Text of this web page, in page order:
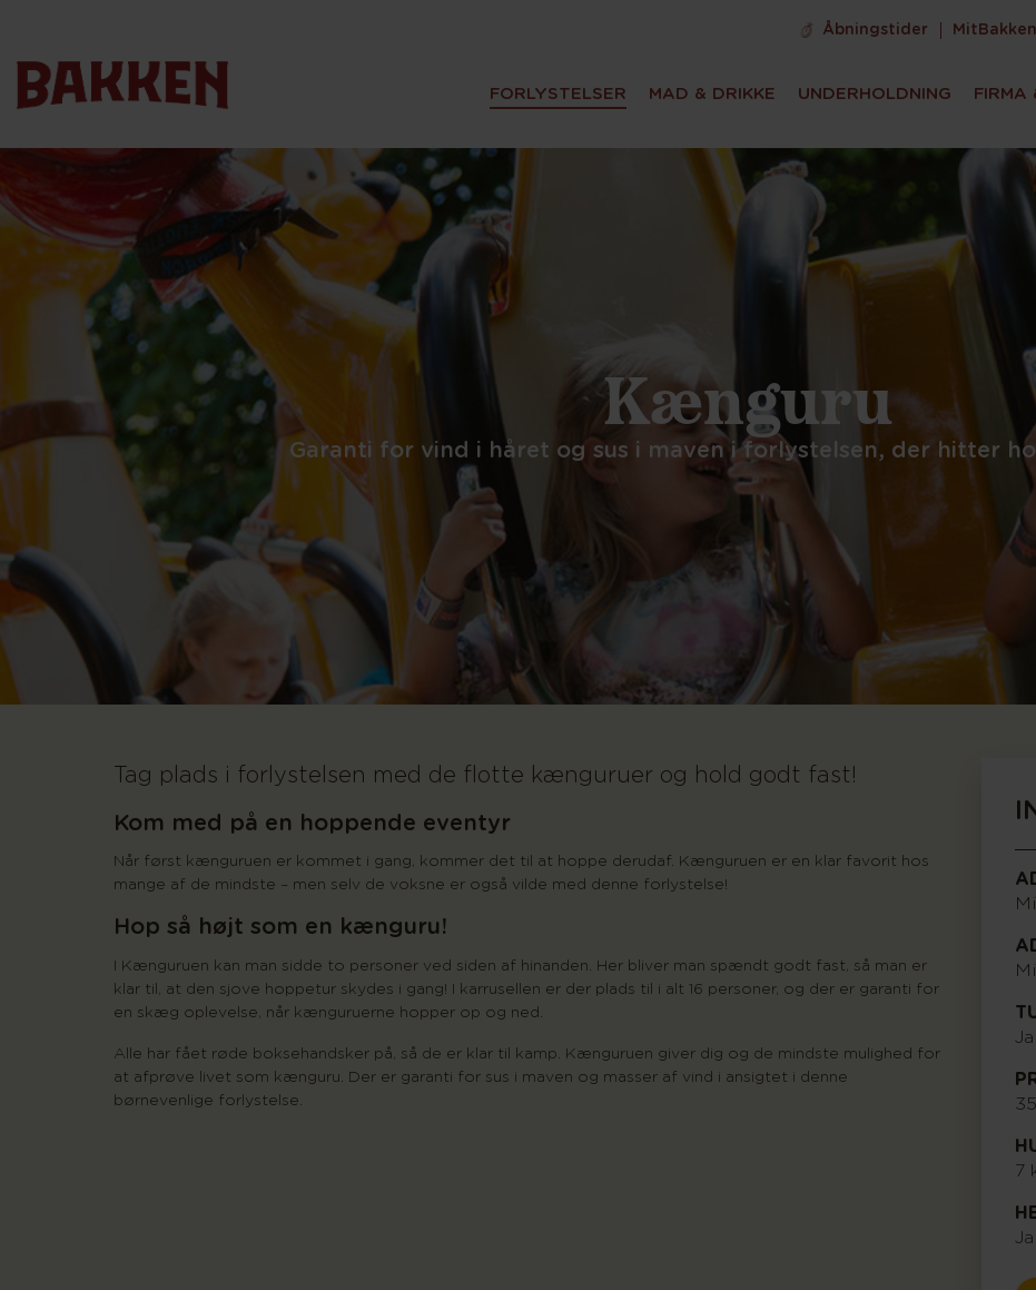
Åbningstider MitBakken
FORLYSTELSER MAD & DRIKKE UNDERHOLDNING FIRMA
Kænguru
Garanti for vind i håret og sus i maven i forlystelsen, der hitter
Tag plads i forlystelsen med de flotte kænguruer og hold godt fast!
Kom med på en hoppende eventyr
Når først kænguruen er kommet i gang, kommer det til at hoppe derudaf. Kænguruen er en klar favorit hos
mange af de mindste – men selv de voksne er også vilde med denne forlystelse!
Hop så højt som en kænguru!
I Kænguruen kan man sidde to personer ved siden af hinanden. Her bliver man spændt godt fast, så man er
klar til, at den sjove hoppetur skydes i gang! I karrusellen er der plads til i alt 16 personer, og der er garanti for
en skæg oplevelse, når kænguruerne hopper op og ned.
Alle har fået røde boksehandsker på, så de er klar til kamp. Kænguruen giver dig og de mindste mulighed for
at afprøve livet som kænguru. Der er garanti for sus i maven og masser af vind i ansigtet i denne
børnevenlige forlystelse.
7
Ja